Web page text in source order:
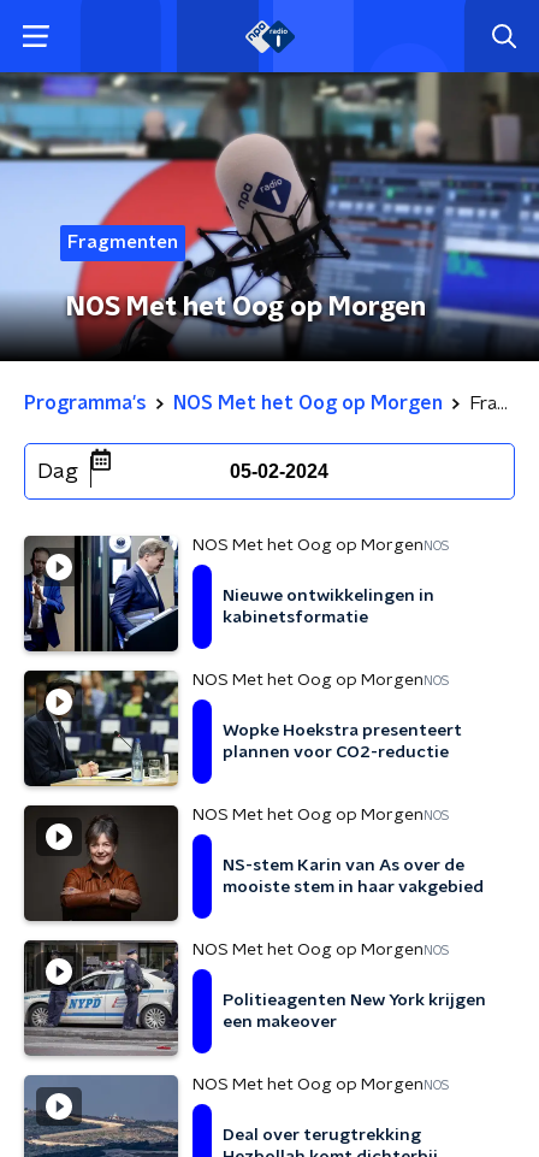
Fragmenten
NOS Met het Oog op Morgen
Programma's NOS Met het Oog op Morgen Fragmenten
Dag 05-02-2024
NOS Met het Oog op Morgen NOS
Nieuwe ontwikkelingen in
kabinetsformatie
NOS Met het Oog op Morgen NOS
Wopke Hoekstra presenteert
plannen voor CO2-reductie
NOS Met het Oog op Morgen NOS
NS-stem Karin van As over de
mooiste stem in haar vakgebied
NOS Met het Oog op Morgen NOS
Politieagenten New York krijgen
een makeover
NOS Met het Oog op Morgen NOS
Deal over terugtrekking